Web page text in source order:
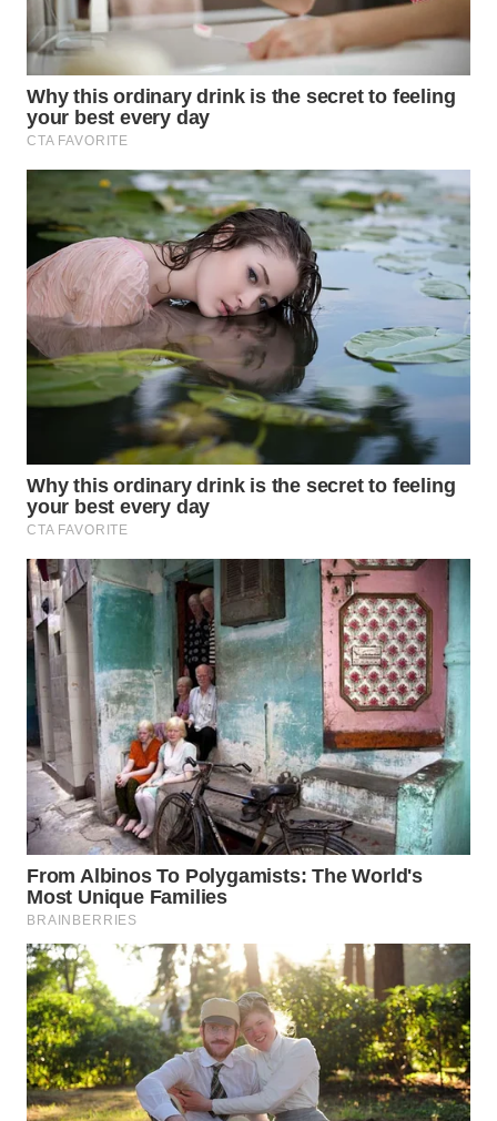
WN
INDRAMAYU
WN
KUNINGAN
WN
MAJALENGKA
WN
SUBANG
SUKABUMI
PURWAKARTA
WN
PRIANGAN
TIMUR
WN
SEMARANG
WN
SOLO
WN
BOROBUDUR
MADURA
WN
SURABAYA
WN
NATUNA
WN